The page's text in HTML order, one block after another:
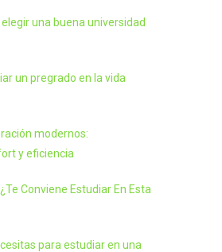
una buena universidad
un pregrado en la vida
modernos:
y eficiencia
Conviene Estudiar En Esta
para estudiar en una